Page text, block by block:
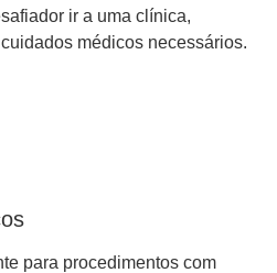
ir a uma clínica,
médicos necessários.
para procedimentos com